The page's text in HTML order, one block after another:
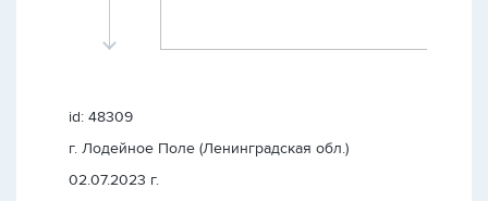
id: 48309
г. Лодейное Поле (Ленинградская обл.)
02.07.2023 г.